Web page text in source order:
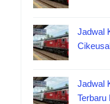
Jadwal
Jadwal
Terbaru